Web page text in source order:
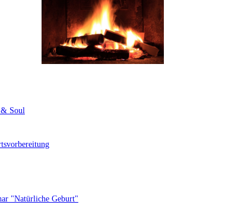
Soul
"Natürliche Geburt"